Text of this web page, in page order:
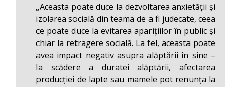
„Aceasta poate duce la dezvoltarea anxietății și
izolarea socială din teama de a fi judecate, ceea
ce poate duce la evitarea aparițiilor în public și
chiar la retragere socială. La fel, aceasta poate
avea impact negativ asupra alăptării în sine –
la scădere a duratei alăptării, afectarea
producției de lapte sau mamele pot renunța la